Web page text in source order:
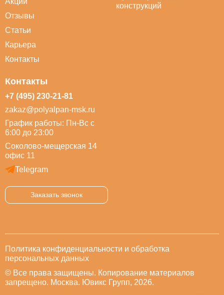
Отзывы
Статьи
Карьера
Контакты
конструкций
Контакты
+7 (495) 230-21-81
zakaz@polyalpan-msk.ru
График работы: Пн-Вс с
6:00 до 23:00
Соколово-мещерская 14
офис 11
Telegram
Заказать звонок
Политика конфиденциальности и обработка
персональных данных
© Все права защищены. Копирование материалов
запрещено. Москва. Ювикс Групп, 2026.